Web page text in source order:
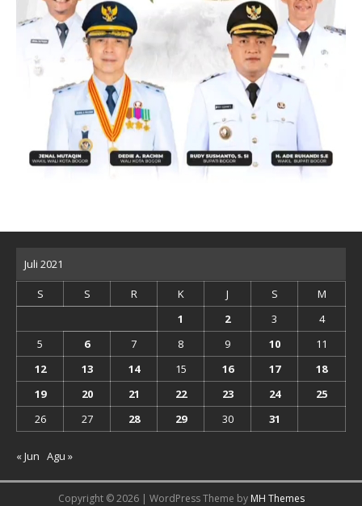
Juli 2021
S S R K J S
M
1
2 3
4
5
6 7 8 9 10
11
12
13 14 15 16 17
18
19
20 21 22 23 24
25
26
27 28 29 30 31
« Jun Agu »
Copyright © 2026 | WordPress Theme by MH Themes